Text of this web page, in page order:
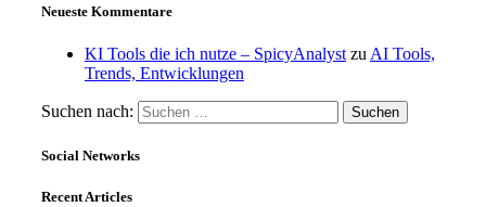
Neueste Kommentare
KI Tools die ich nutze – SpicyAnalyst zu AI Tools,
Trends, Entwicklungen
Suchen nach:
Social Networks
Recent Articles